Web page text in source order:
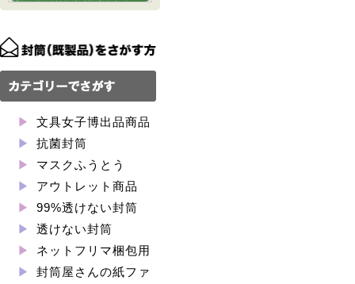
文具女子博出品商品
抗菌封筒
マスクふうとう
アウトレット商品
99%透けない封筒
透けない封筒
ネットフリマ梱包用
封筒屋さんの紙ファ